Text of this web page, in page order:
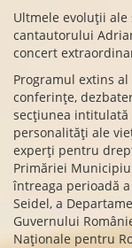
Ultmele evoluții
cantautorului
concert
Programul extins
conferințe,
secțiunea intitulată
personalități ale
experți pentru
Primăriei
întreaga perioadă
Seidel, a
Guvernului
Naționale pentru